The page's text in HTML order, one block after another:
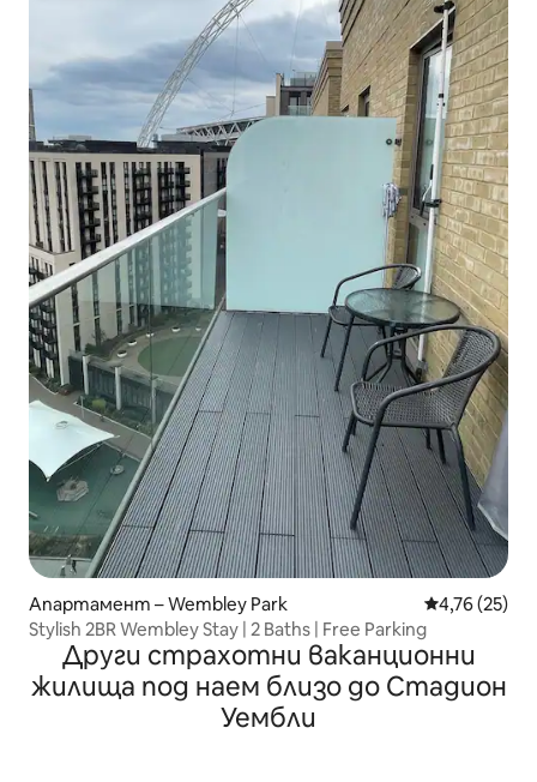
Апартамент – Wembley Park Средна
4,76 (25)
Stylish 2BR Wembley Stay | 2 Baths | Free Parking
Други страхотни ваканционни
жилища под наем близо до Стадион
Уембли